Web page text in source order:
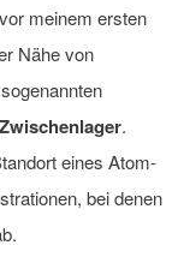
meinem ersten
Nähe von
.
eines Atom-
bei denen